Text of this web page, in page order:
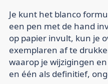
Je kunt het blanco
een pen met de hand
op papier invult, kun je
exemplaren af te
waarop je wijzigingen
en één als definitief,